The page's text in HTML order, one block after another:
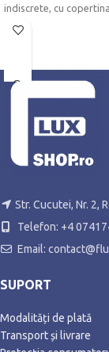
indiscrete, cu
laterala extensibila
Str. Cucutei, Nr. 2,
Telefon: +4
Email:
SUPORT
Modalități de plată
Transport și livrare